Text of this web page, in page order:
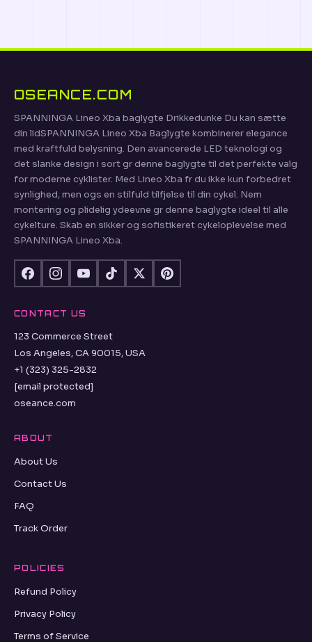
OSEANCE.COM
SPANNINGA Lineo Xba baglygte Drikkedunke Du kan sætte
din lidSPANNINGA Lineo Xba Baglygte kombinerer elegance
med kraftfuld belysning. Den avancerede LED teknologi og
det slanke design i sort gr denne baglygte til det perfekte valg
for moderne cyklister. Med Lineo Xba fr du ikke kun forbedret
synlighed, men ogs en stilfuld tilfjelse til din cykel. Nem
montering og plidelig ydeevne gr denne baglygte ideel til alle
cykelture. Skab en sikker og sofistikeret cykeloplevelse med
SPANNINGA Lineo Xba.
CONTACT US
123 Commerce Street
Los Angeles, CA 90015, USA
+1 (323) 325-2832
[email protected]
oseance.com
ABOUT
About Us
Contact Us
FAQ
Track Order
POLICIES
Refund Policy
Privacy Policy
Terms of Service